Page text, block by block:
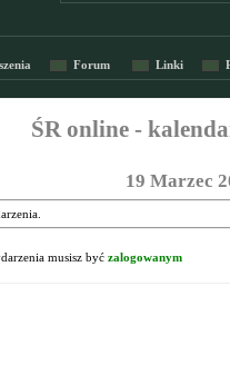
Forum Linki
ŚR online -
19 Marzec
musisz być zalogowanym